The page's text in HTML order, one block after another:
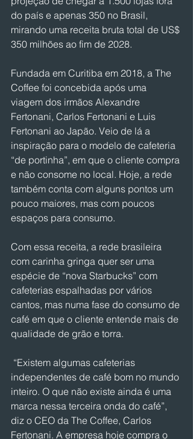
do país e apenas 350 no Brasil,
mirando uma receita bruta total de US$
350 milhões ao fim de 2028.
Fundada em Curitiba em 2018, a The
Coffee foi concebida após uma
viagem dos irmãos Alexandre
Fertonani, Carlos Fertonani e Luis
Fertonani ao Japão. Veio de lá a
inspiração para o modelo de cafeteria
“de portinha”, em que o cliente compra
e não consome no local. Hoje, a rede
também conta com alguns pontos um
pouco maiores, mas com poucos
espaços para consumo.
Com essa receita, a rede brasileira
com carinha gringa quer ser uma
espécie de “nova Starbucks” com
cafeterias espalhadas por vários
cantos, mas numa fase do consumo de
café em que o cliente entende mais de
qualidade de grão e torra.
independentes de café bom no mundo
inteiro. O que não existe ainda é uma
marca nessa terceira onda do café”,
diz o CEO da The Coffee, Carlos
Fertonani. A empresa hoje compra o